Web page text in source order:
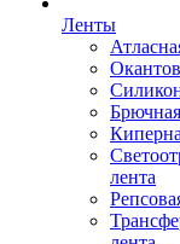
Ленты
лента